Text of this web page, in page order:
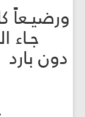
ورضيـعاً
جـاء
دون بارد